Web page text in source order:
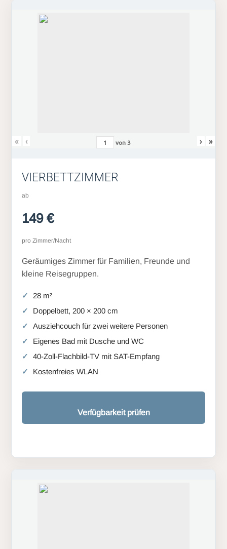
« ‹ von3 › »
VIERBETTZIMMER
ab
149 €
pro Zimmer/Nacht
Geräumiges Zimmer für Familien, Freunde und
kleine Reisegruppen.
28 m²
Doppelbett, 200 × 200 cm
Ausziehcouch für zwei weitere Personen
Eigenes Bad mit Dusche und WC
40-Zoll-Flachbild-TV mit SAT-Empfang
Kostenfreies WLAN
Verfügbarkeit prüfen